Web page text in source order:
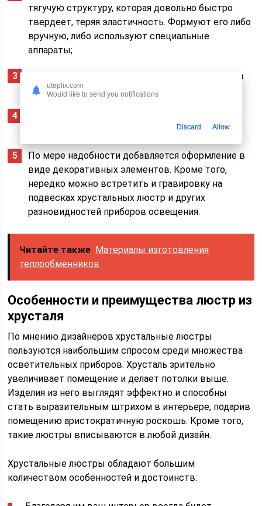
тягучую структуру, которая довольно быстро
твердеет, теряя эластичность. Формуют его либо
вручную, либо используют специальные
аппараты;
Готовое изделие из хрусталя доводят до идеала
руками при помощи алмазной грани;
По мере надобности добавляется оформление в
виде декоративных элементов. Кроме того,
нередко можно встретить и гравировку на
подвесках хрустальных люстр и других
разновидностей приборов освещения.
Читайте также Материалы изготовления
теплообменников
Особенности и преимущества люстр из
хрусталя
По мнению дизайнеров хрустальные люстры
пользуются наибольшим спросом среди множества
осветительных приборов. Хрусталь зрительно
увеличивает помещение и делает потолки выше.
Изделия из него выглядят эффектно и способны
стать выразительным штрихом в интерьере, подарив
помещению аристократичную роскошь. Кроме того,
такие люстры вписываются в любой дизайн.
Хрустальные люстры обладают большим
количеством особенностей и достоинств:
uteplix.com
Would like to send you notifications
Discard Allow